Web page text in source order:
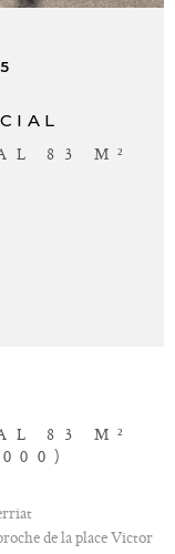
83 M²
83 M²
de la place Victor